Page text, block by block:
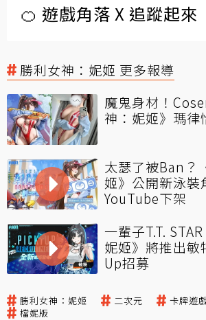
🍊 遊戲角落 X 追蹤起來
勝利女神：妮姬 更多報導
魔鬼身材！
神：妮姬》瑪律
太瑟了被Ban？
姬》公開新泳裝
YouTube下架
一輩子T.T.
妮姬》將推出
Up招募
勝利女神：妮姬 二次元 卡牌遊
檔妮版